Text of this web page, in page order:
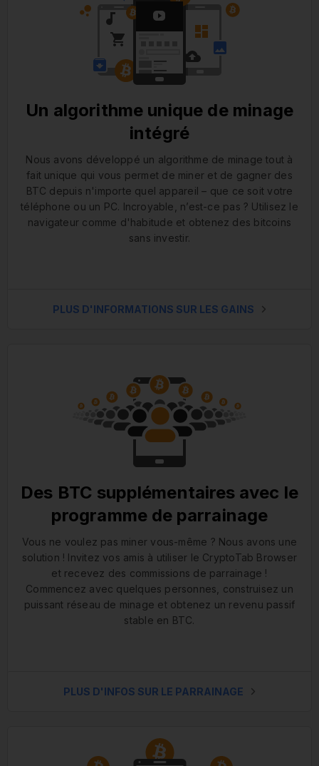
Un algorithme unique de minage
intégré
Nous avons développé un algorithme de minage tout à
fait unique qui vous permet de miner et de gagner des
BTC depuis n'importe quel appareil – que ce soit votre
téléphone ou un PC. Incroyable, n’est-ce pas ? Utilisez le
navigateur comme d'habitude et obtenez des bitcoins
sans investir.
PLUS D'INFORMATIONS SUR LES GAINS
Des BTC supplémentaires avec le
programme de parrainage
Vous ne voulez pas miner vous-même ? Nous avons une
solution ! Invitez vos amis à utiliser le CryptoTab Browser
et recevez des commissions de parrainage !
Commencez avec quelques personnes, construisez un
puissant réseau de minage et obtenez un revenu passif
stable en BTC.
PLUS D'INFOS SUR LE PARRAINAGE